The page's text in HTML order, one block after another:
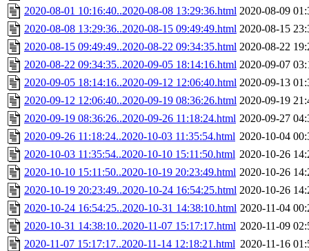
2020-08-01 10:16:40..2020-08-08 13:29:36.html 2020-08-09
2020-08-08 13:29:36..2020-08-15 09:49:49.html 2020-08-15
2020-08-15 09:49:49..2020-08-22 09:34:35.html 2020-08-22
2020-08-22 09:34:35..2020-09-05 18:14:16.html 2020-09-07
2020-09-05 18:14:16..2020-09-12 12:06:40.html 2020-09-13
2020-09-12 12:06:40..2020-09-19 08:36:26.html 2020-09-19
2020-09-19 08:36:26..2020-09-26 11:18:24.html 2020-09-27
2020-09-26 11:18:24..2020-10-03 11:35:54.html 2020-10-04
2020-10-03 11:35:54..2020-10-10 15:11:50.html 2020-10-26
2020-10-10 15:11:50..2020-10-19 20:23:49.html 2020-10-26
2020-10-19 20:23:49..2020-10-24 16:54:25.html 2020-10-26
2020-10-24 16:54:25..2020-10-31 14:38:10.html 2020-11-04
2020-10-31 14:38:10..2020-11-07 15:17:17.html 2020-11-09
2020-11-07 15:17:17..2020-11-14 12:18:21.html 2020-11-16